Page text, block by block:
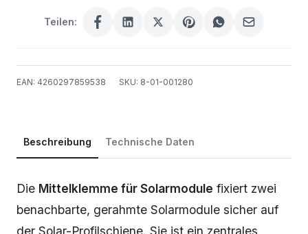
Teilen:
EAN: 4260297859538 SKU: 8-01-001280
Beschreibung Technische Daten
Beschreibung
Die Mittelklemme für Solarmodule fixiert zwei
benachbarte, gerahmte Solarmodule sicher auf